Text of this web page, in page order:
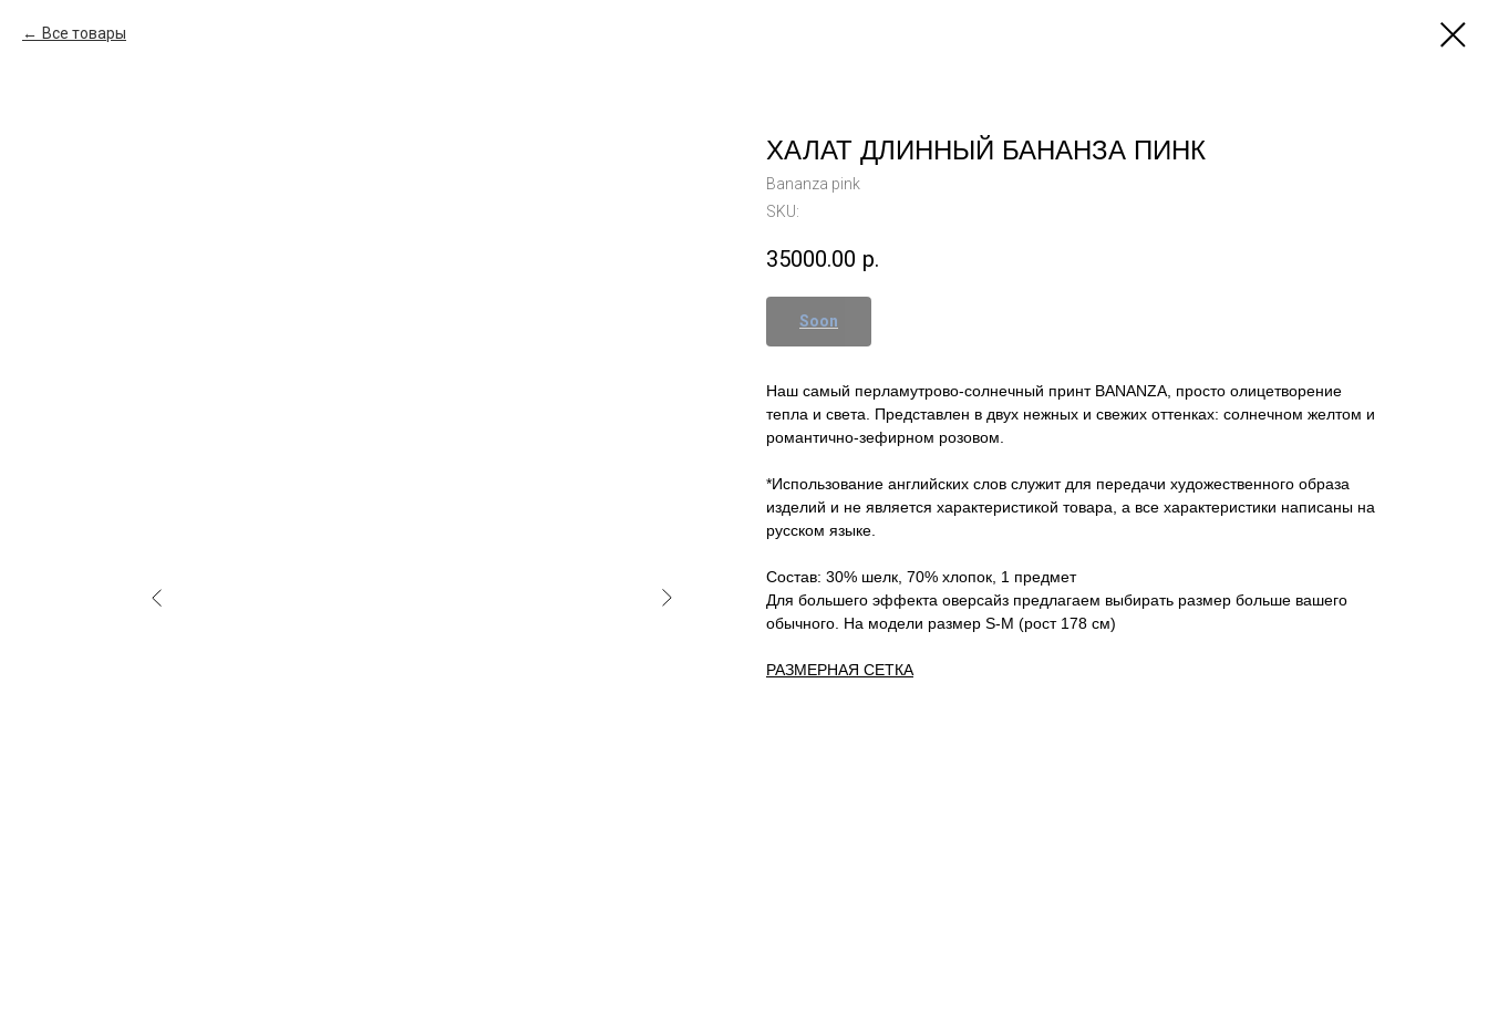
Все товары
ХАЛАТ ДЛИННЫЙ БАНАНЗА ПИНК
Bananza pink
SKU:
35000.00 р.
Наш самый перламутрово-солнечный принт BANANZA, просто олицетворение
тепла и света. Представлен в двух нежных и свежих оттенках: солнечном желтом и
романтично-зефирном розовом.
*Использование английских слов служит для передачи художественного образа
изделий и не является характеристикой товара, а все характеристики написаны на
русском языке.
Состав: 30% шелк, 70% хлопок, 1 предмет
Для большего эффекта оверсайз предлагаем выбирать размер больше вашего
обычного. На модели размер S-М (рост 178 см)
РАЗМЕРНАЯ СЕТКА